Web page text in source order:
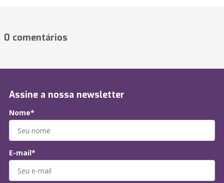
0 comentários
Assine a nossa newsletter
Nome*
E-mail*